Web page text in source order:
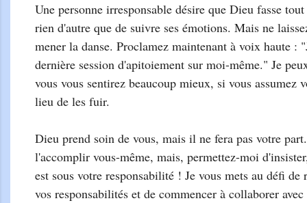
Une personne irresponsable désire que Dieu fasse
rien d'autre que de suivre ses émotions. Mais ne
mener la danse. Proclamez maintenant à voix haute :
dernière session d'apitoiement sur moi-même." Je
vous vous sentirez beaucoup mieux, si vous assumez
lieu de les fuir.
Dieu prend soin de vous, mais il ne fera pas votre
l'accomplir vous-même, mais, permettez-moi
est sous votre responsabilité ! Je vous mets au défi de
vos responsabilités et de commencer à collaborer